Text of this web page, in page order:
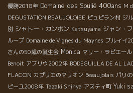
優勝2018年 Domaine des Soulié 400ans M
DEGUSTATION BEAUJOLOISE ピュピラン村 ジ
別 シャトー・カンボン Katsuyama ジャン・
ループ Domaine de Vignes du Maynes ブルイイ
さんの50歳の誕生会 Monica マリー・ラピエール
Benoit アブリウ2002年 BODEGUILLA DE AL
FLACON カプリエのマリオン Beeaujolais パリ
ピーユ2008年 Tazaki Shinya アスティ町 Yuki